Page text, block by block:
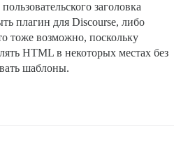
заголовка
плагин для Discourse, либо
тоже возможно, поскольку
HTML в некоторых местах без
шаблоны.